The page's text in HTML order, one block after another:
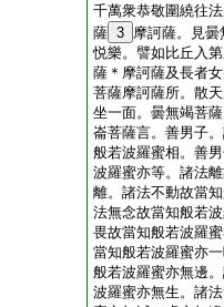
千萬衆恭敬圍繞往
薩 3 摩訶薩。見
悦樂。譬如比丘入
薩＊摩訶薩及長者
菩薩摩訶薩所。散
坐一面。曇無竭菩
崙菩薩言。善男子
般若波羅蜜相。善
波羅蜜亦等。諸法
離。諸法不動故當
法無念故當知般若
畏故當知般若波羅
當知般若波羅蜜亦
般若波羅蜜亦無邊
波羅蜜亦無生。諸